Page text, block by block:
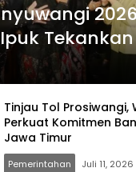
Muda
Tinjau Tol Prosiwangi,
Perkuat Komitmen
Jawa Timur
Pemerintahan Juli 11, 2026